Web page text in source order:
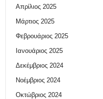
Απρίλιος 2025
Μάρτιος 2025
Φεβρουάριος 2025
Ιανουάριος 2025
Δεκέμβριος 2024
Νοέμβριος 2024
Οκτώβριος 2024